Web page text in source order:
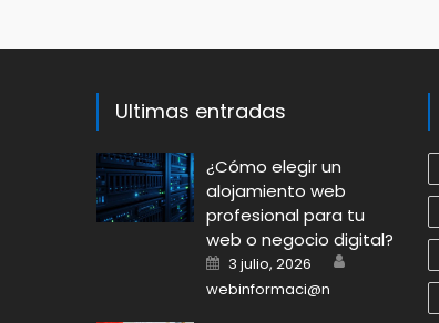
Ultimas entradas
​¿Cómo elegir un
alojamiento web
profesional para tu
web o negocio digital?
Posted
on
3 julio, 2026 Author
webinformaci@n